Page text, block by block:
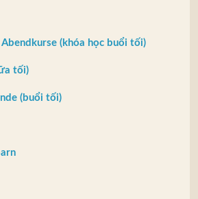
(khóa học buổi tối)
tối)
(buổi tối)